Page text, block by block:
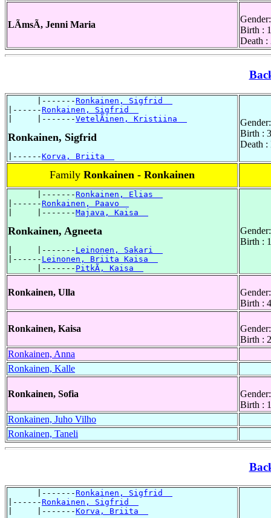
LÃmsÃ, Jenni Maria
Birth :
Death :
      |-------
Ronkainen, Sigfrid
|------Ronkainen, Sigfrid
|     |-------VetelÃinen, Kristiina
Ronkainen, Sigfrid
|------Korva, Briita
Birth :
Death :
Family Ronkainen - Ronkainen
      |-------
Ronkainen, Elias
|------Ronkainen, Paavo
|     |-------Majava, Kaisa
Ronkainen, Agneeta
|     |------- Leinonen, Sakari
|------ Leinonen, Briita Kaisa
      |-------
PitkÃ, Kaisa
Birth :
Ronkainen, Ulla
Birth :
Ronkainen, Kaisa
Birth :
Ronkainen, Anna
Ronkainen, Kalle
Ronkainen, Sofia
Birth :
Ronkainen, Juho Vilho
Ronkainen, Taneli
      |-------
Ronkainen, Sigfrid
|------Ronkainen, Sigfrid
|     |-------Korva, Briita